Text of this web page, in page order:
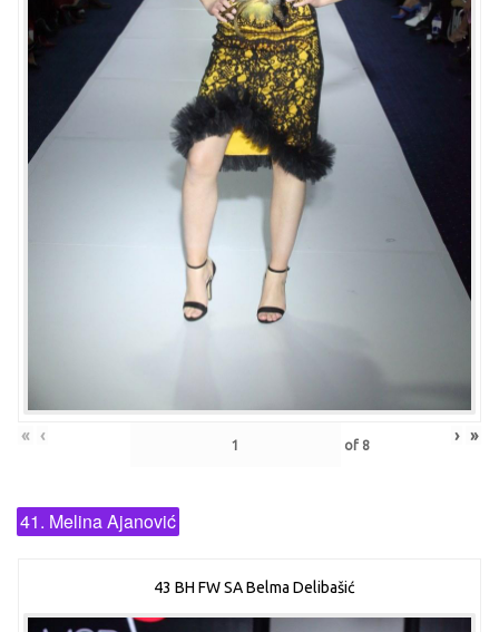
« ‹ of 8 › »
41. Melina Ajanović
43 BH FW SA Belma Delibašić